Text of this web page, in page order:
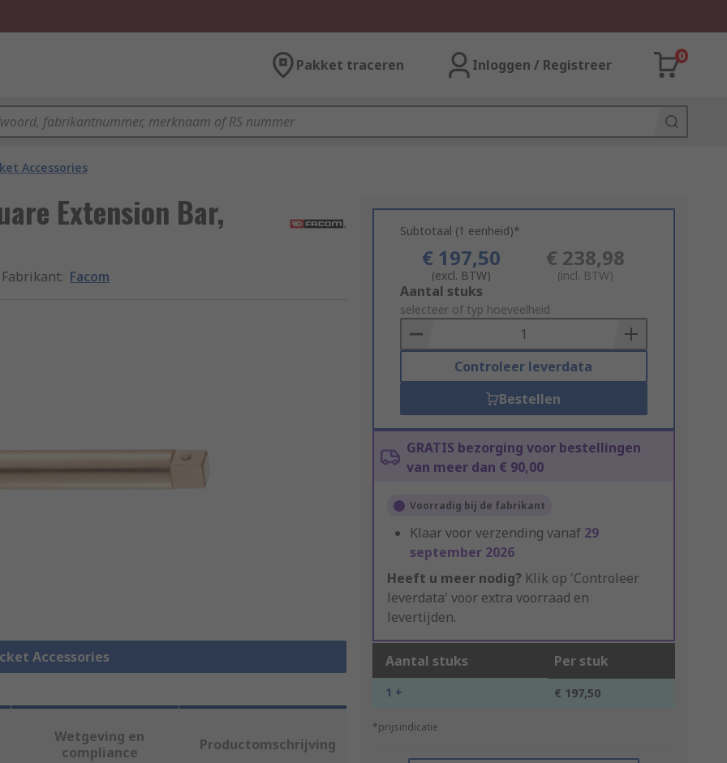
Pakket traceren Inloggen / Registreer
0
Accessories
Extension Bar,
Fabrikant: Facom
Accessories
Subtotaal (1 eenheid)*
€ 197,50
(excl. BTW)
€ 238,98
(incl. BTW)
Add
to
Basket
Aantal stuks
selecteer of typ hoeveelheid
Controleer leverdata
Bestellen
GRATIS bezorging voor bestellingen
van meer dan € 90,00
Voorradig bij de fabrikant
Klaar voor verzending vanaf 29
september 2026
Heeft u meer nodig? Klik op 'Controleer
leverdata' voor extra voorraad en
levertijden.
Aantal stuks Per stuk
1 + € 197,50
*prijsindicatie
Wetgeving en
compliance
Productomschrijving